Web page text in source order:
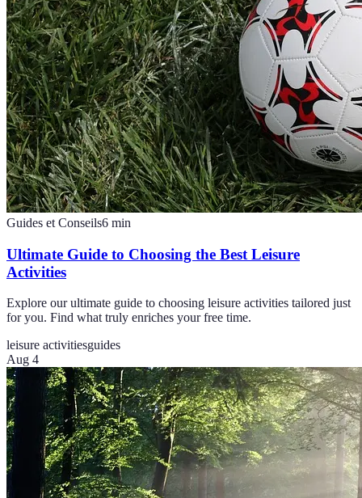
Guides et Conseils6 min
Ultimate Guide to Choosing the Best Leisure
Activities
Explore our ultimate guide to choosing leisure activities tailored just
for you. Find what truly enriches your free time.
leisure activitiesguides
Aug 4